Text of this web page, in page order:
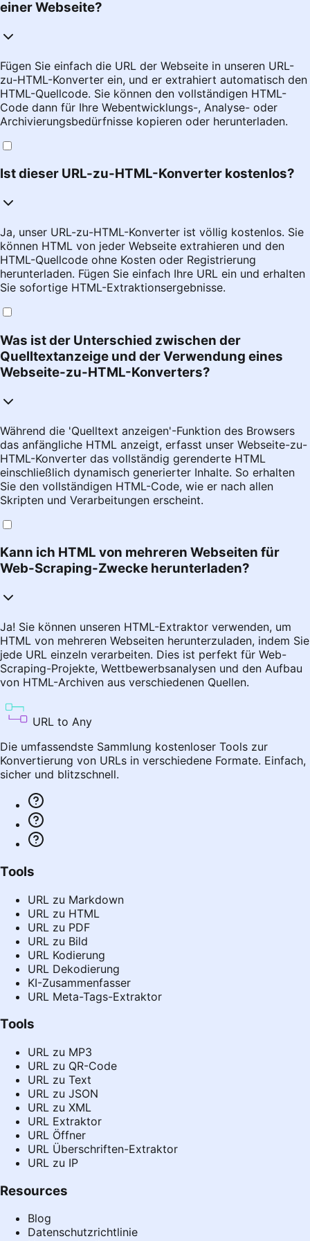
einer Webseite?
Fügen Sie einfach die URL der Webseite in unseren URL-
zu-HTML-Konverter ein, und er extrahiert automatisch den
HTML-Quellcode. Sie können den vollständigen HTML-
Code dann für Ihre Webentwicklungs-, Analyse- oder
Archivierungsbedürfnisse kopieren oder herunterladen.
Ist dieser URL-zu-HTML-Konverter kostenlos?
Ja, unser URL-zu-HTML-Konverter ist völlig kostenlos. Sie
können HTML von jeder Webseite extrahieren und den
HTML-Quellcode ohne Kosten oder Registrierung
herunterladen. Fügen Sie einfach Ihre URL ein und erhalten
Sie sofortige HTML-Extraktionsergebnisse.
Was ist der Unterschied zwischen der
Quelltextanzeige und der Verwendung eines
Webseite-zu-HTML-Konverters?
Während die 'Quelltext anzeigen'-Funktion des Browsers
das anfängliche HTML anzeigt, erfasst unser Webseite-zu-
HTML-Konverter das vollständig gerenderte HTML
einschließlich dynamisch generierter Inhalte. So erhalten
Sie den vollständigen HTML-Code, wie er nach allen
Skripten und Verarbeitungen erscheint.
Kann ich HTML von mehreren Webseiten für
Web-Scraping-Zwecke herunterladen?
Ja! Sie können unseren HTML-Extraktor verwenden, um
HTML von mehreren Webseiten herunterzuladen, indem Sie
jede URL einzeln verarbeiten. Dies ist perfekt für Web-
Scraping-Projekte, Wettbewerbsanalysen und den Aufbau
von HTML-Archiven aus verschiedenen Quellen.
URL to Any
Die umfassendste Sammlung kostenloser Tools zur
Konvertierung von URLs in verschiedene Formate. Einfach,
sicher und blitzschnell.
Tools
URL zu Markdown
URL zu HTML
URL zu PDF
URL zu Bild
URL Kodierung
URL Dekodierung
KI-Zusammenfasser
URL Meta-Tags-Extraktor
Tools
URL zu MP3
URL zu QR-Code
URL zu Text
URL zu JSON
URL zu XML
URL Extraktor
URL Öffner
URL Überschriften-Extraktor
URL zu IP
Resources
Blog
Datenschutzrichtlinie